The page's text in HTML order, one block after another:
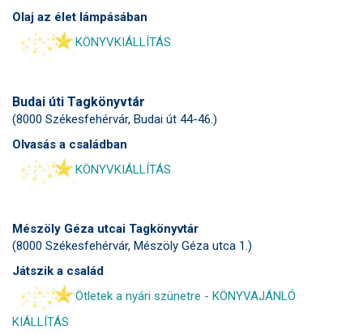
Olaj az élet lámpásában
KÖNYVKIÁLLÍTÁS
Budai úti Tagkönyvtár
(8000 Székesfehérvár, Budai út 44-46.)
Olvasás a családban
KÖNYVKIÁLLÍTÁS
Mészöly Géza utcai Tagkönyvtár
(8000 Székesfehérvár, Mészöly Géza utca 1.)
Játszik a család
Ötletek a nyári szünetre - KÖNYVAJÁNLÓ
KIÁLLÍTÁS